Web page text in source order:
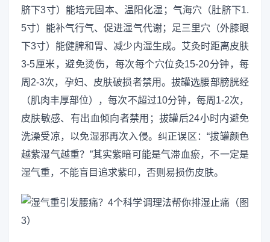
脐下3寸）能培元固本、温阳化湿；气海穴（肚脐下1.
5寸）能补气行气、促进湿气代谢；足三里穴（外膝眼
下3寸）能健脾和胃、减少内湿生成。艾灸时距离皮肤
3-5厘米，避免烫伤，每次每个穴位灸15-20分钟，每
周2-3次，孕妇、皮肤破损者禁用。拔罐选腰部膀胱经
（肌肉丰厚部位），每次不超过10分钟，每周1-2次，
皮肤敏感、有出血倾向者禁用；拔罐后24小时内避免
洗澡受凉，以免湿邪再次入侵。纠正误区：“拔罐颜色
越紫湿气越重？”其实紫暗可能是气滞血瘀，不一定是
湿气重，不能盲目追求紫印，否则易损伤皮肤。